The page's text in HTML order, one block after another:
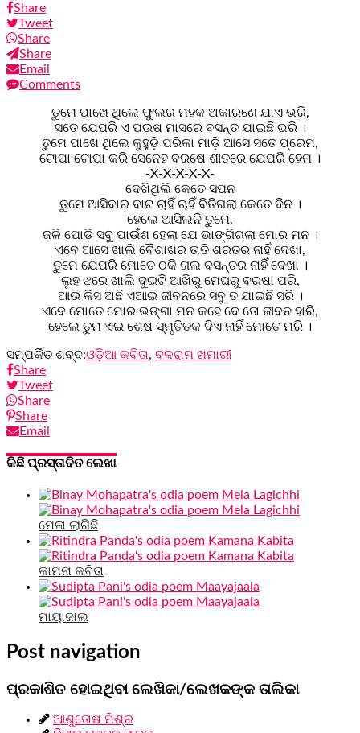
Share
Tweet
Share
Share
Email
Comments
ତୁମେ ପାଖେ ଥିଲେ ଫୁଲର ମହକ ଅକାରଣେ ଯାଏ ଭରି,
ସତେ ଯେପରି ଏ ପଉଷ ମାସରେ ବସନ୍ତ ଯାଇଛି ଭରି ।
ତୁମେ ପାଖେ ଥିଲେ କୁହୁଡ଼ି ପରିକା ମାଡ଼ି ଆସେ ସତେ ପ୍ରେମ,
ଟୋପା ଟୋପା କରି ସେନେହ ବରଷେ ଶୀତରେ ଯେପରି ହେମ ।
-X-X-X-X-X-
ଦେଖିଥିଲି କେତେ ସପନ
ତୁମେ ଆସିବାର ବାଟ ଚାହିଁ ଚାହିଁ ବିତିଗଲା କେତେ ଦିନ ।
ହେଲେ ଆସିଲନି ତୁମେ,
ଜଳି ପୋଡ଼ି ସବୁ ପାଉଁଶ ହେଲା ଯେ ଭାଙ୍ଗିଗଲା ମୋର ମନ ।
ଏବେ ଆସେ ଖାଲି ବୈଶାଖର ତାତି ଶରତର ନାହିଁ ଦେଖା,
ତୁମେ ଯେପରି ମୋତେ ଠକି ଗଲ ବସନ୍ତର ନାହିଁ ଦେଖା ।
ଲୁହ ଝରେ ଖାଲି ଦୁଇଟି ଆଖିରୁ ମେଘରୁ ବରଷା ପରି,
ଆଉ କିସ ଅଛି ଏଆଇ ଜୀବନରେ ସବୁ ତ ଯାଇଛି ସରି ।
ଏବେ ମୋତେ ମୋର ଭଙ୍ଗା ମନ କହେ ଦେ ତୋ ଜୀବନ ହାରି,
ହେଲେ ତୁମ ଏଇ ଶେଷ ସ୍ମୃତିତକ ଦିଏ ନାହିଁ ମୋତେ ମରି ।
ସମ୍ପର୍କିତ ଶବ୍ଦ:ଓଡ଼ିଆ କବିତା, ବଳରାମ ଖମାରୀ
Share
Tweet
Share
Share
Email
କିଛି ପ୍ରସ୍ତାବିତ ଲେଖା
ମେଳା ଲାଗିଛି
କାମନା କବିତା
ମାୟାଜାଲ
Post navigation
ପ୍ରକାଶିତ ହୋଇଥିବା ଲେଖିକା/ଲେଖକଙ୍କ ତାଲିକା
ଆଶୁତୋଷ ମିଶ୍ର